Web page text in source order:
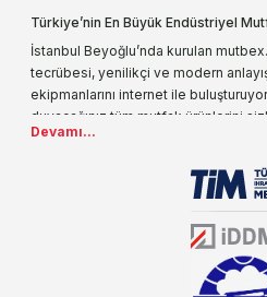
Türkiye’nin En Büyük Endüstriyel
İstanbul Beyoğlu’nda kurulan
tecrübesi, yenilikçi ve modern
ekipmanlarını internet ile
duyacağınız tüm mutfak ürünlerini
Endüstriyel mutfak malzemesi
sektörün farklı alanlarında da faliyet
Öztiryakiler resmi bayisidir.
donanıma sahip ekibi ile
mutbex.com ile endüstriyel mutfak
alacağınız hizmet standartların her
Devamı...